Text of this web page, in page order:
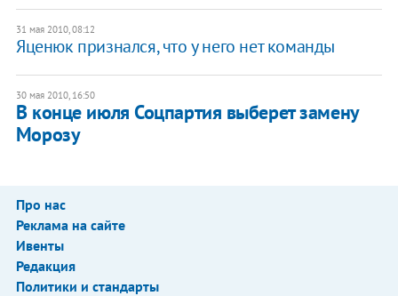
31 мая 2010, 08:12
Яценюк признался, что у него нет команды
30 мая 2010, 16:50
В конце июля Соцпартия выберет замену
Морозу
Про нас
Реклама на сайте
Ивенты
Редакция
Политики и стандарты